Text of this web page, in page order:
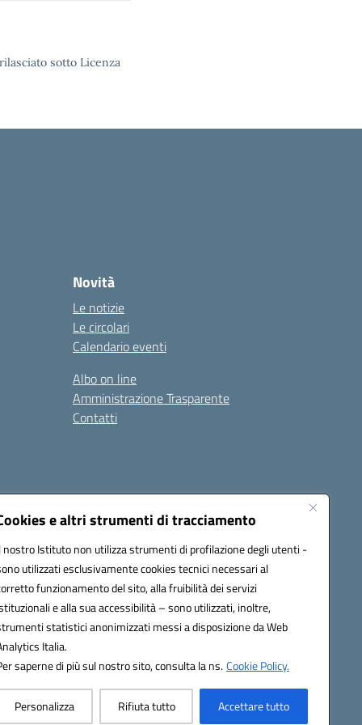
e altri strumenti di tracciamento
nostro Istituto non utilizza strumenti di profilazione degli utenti -
utilizzati esclusivamente cookies tecnici necessari al
funzionamento del sito, alla fruibilità dei servizi
e alla sua accessibilità – sono utilizzati, inoltre,
statistici anonimizzati messi a disposizione da Web
Italia.
saperne di più sul nostro sito, consulta la ns.Cookie Policy.
Personalizza Rifiuta tutto Accettare tutto
sotto Licenza
Novità
Le notizie
Le circolari
Calendario eventi
Albo on line
Amministrazione Trasparente
Contatti